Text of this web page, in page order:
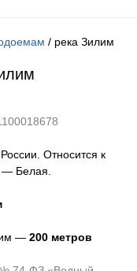
/ река Зилим
Относится к
— Белая.
—200 метров